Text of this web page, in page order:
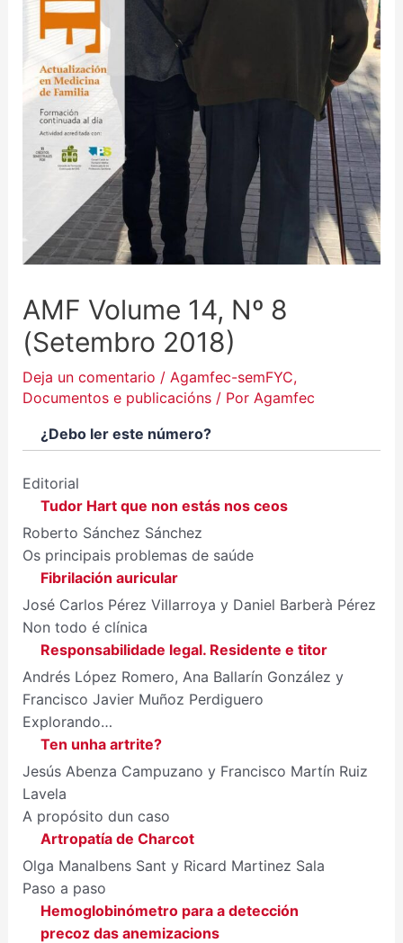
AMF Volume 14, Nº 8
(Setembro 2018)
Deja un comentario / Agamfec-semFYC,
Documentos e publicacións/ Por Agamfec
¿Debo ler este número?
Editorial
Tudor Hart que non estás nos ceos
Roberto Sánchez Sánchez
Os principais problemas de saúde
Fibrilación auricular
José Carlos Pérez Villarroya y Daniel Barberà Pérez
Non todo é clínica
Responsabilidade legal. Residente e titor
Andrés López Romero, Ana Ballarín González y
Francisco Javier Muñoz Perdiguero
Explorando…
Ten unha artrite?
Jesús Abenza Campuzano y Francisco Martín Ruiz
Lavela
A propósito dun caso
Artropatía de Charcot
Olga Manalbens Sant y Ricard Martinez Sala
Paso a paso
Hemoglobinómetro para a detección
precoz das anemizacions